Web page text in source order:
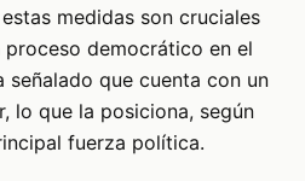
medidas son cruciales
democrático en el
señalado que cuenta con un
lo que la posiciona, según
fuerza política.